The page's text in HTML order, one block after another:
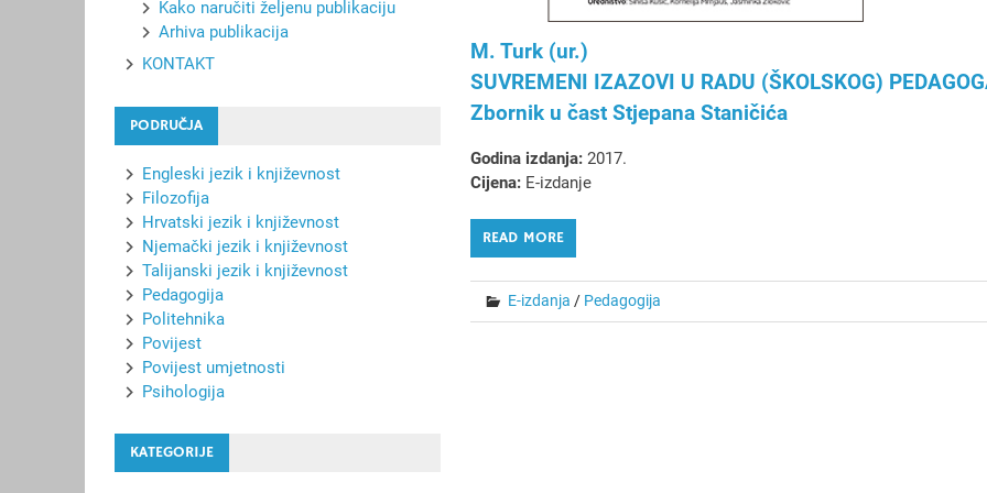
M. Turk (ur.)
SUVREMENI IZAZOVI U RADU (ŠKOLSKOG)
Zbornik u čast Stjepana Staničića
Godina izdanja:2017.
Cijena:E-izdanje
READ MORE
E-izdanja / Pedagogija
Kako naručiti željenu publikaciju
Arhiva publikacija
KONTAKT
PODRUČJA
Engleski jezik i književnost
Filozofija
Hrvatski jezik i književnost
Njemački jezik i književnost
Talijanski jezik i književnost
Pedagogija
Politehnika
Povijest
Povijest umjetnosti
Psihologija
KATEGORIJE